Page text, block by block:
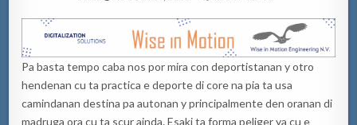
Pa basta tempo caba nos por mira con deportistanan y otro
hendenan cu ta practica e deporte di core na pia ta usa
camindanan destina pa autonan y principalmente den oranan di
madruga ora cu ta scur ainda. Esaki ta forma peliger ya cu e